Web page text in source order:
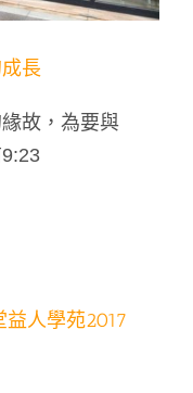
長
故，為要與
人學苑2017